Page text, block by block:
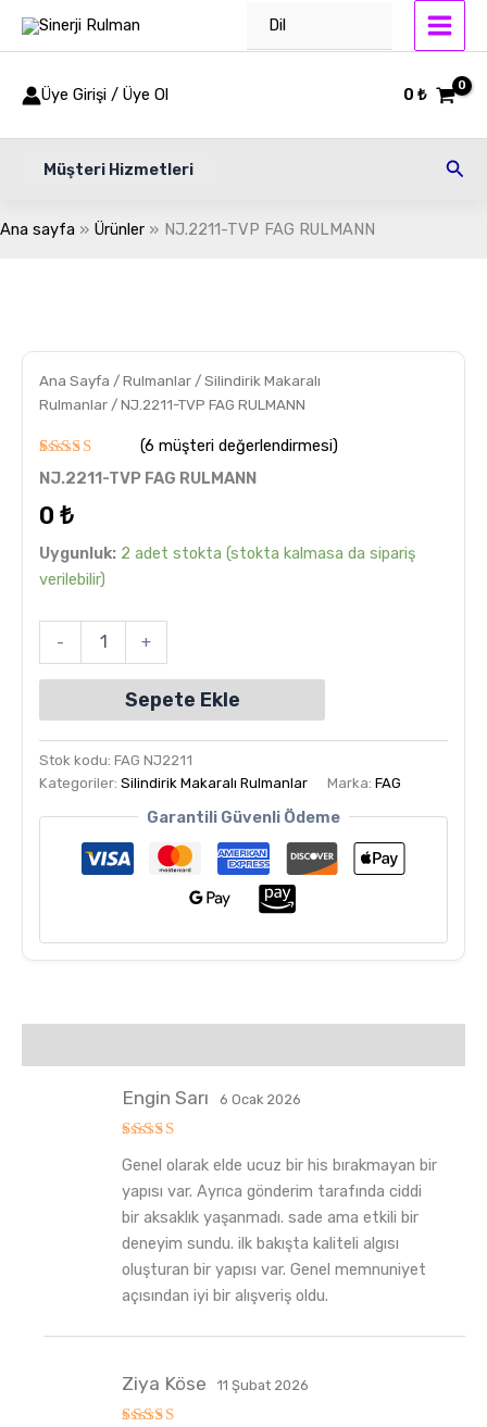
atla
Dil
Üye Girişi / Üye Ol 0₺
Müşteri Hizmetleri
Ana sayfa Ürünler NJ.2211-TVP FAG RULMANN
Ana Sayfa /Rulmanlar /Silindirik Makaralı
Rulmanlar / NJ.2211-TVP FAG RULMANN
6
müşteri
puanına
5
5.00puan
aldı
(6 müşteri değerlendirmesi)
NJ.2211-TVP FAG RULMANN
0 ₺
Uygunluk: 2 adet stokta (stokta kalmasa da sipariş
verilebilir)
-
adet
+
Sepete Ekle
Stok kodu: FAG NJ2211
Kategoriler: Silindirik Makaralı Rulmanlar Marka: FAG
Garantili Güvenli Ödeme
üzerinden
oy aldı
Engin Sarı 6 Ocak 2026
Genel olarak elde ucuz bir his bırakmayan bir
yapısı var. Ayrıca gönderim tarafında ciddi
bir aksaklık yaşanmadı. sade ama etkili bir
deneyim sundu. ilk bakışta kaliteli algısı
oluşturan bir yapısı var. Genel memnuniyet
açısından iyi bir alışveriş oldu.
Ziya Köse 11 Şubat 2026